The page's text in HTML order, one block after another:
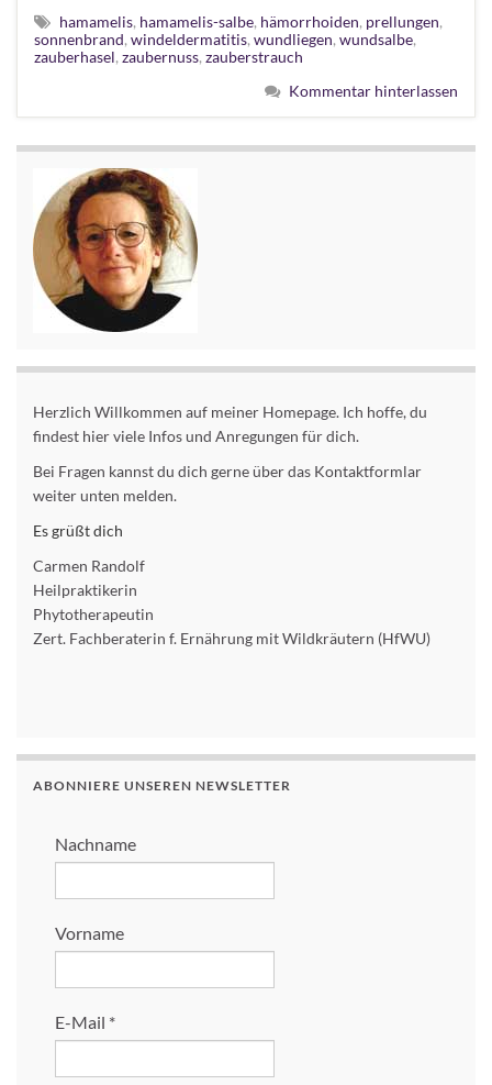
hamamelis, hamamelis-salbe, hämorrhoiden, prellungen,
sonnenbrand, windeldermatitis, wundliegen, wundsalbe,
zauberhasel, zaubernuss, zauberstrauch
Kommentar hinterlassen
Herzlich Willkommen auf meiner Homepage. Ich hoffe, du
findest hier viele Infos und Anregungen für dich.
Bei Fragen kannst du dich gerne über das Kontaktformlar
weiter unten melden.
Es grüßt dich
Carmen Randolf
Heilpraktikerin
Phytotherapeutin
Zert. Fachberaterin f. Ernährung mit Wildkräutern (HfWU)
ABONNIERE UNSEREN NEWSLETTER
Nachname
Vorname
E-Mail *